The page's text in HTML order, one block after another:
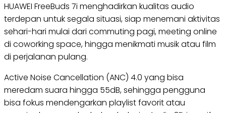
HUAWEI FreeBuds 7i menghadirkan kualitas audio
terdepan untuk segala situasi, siap menemani aktivitas
sehari-hari mulai dari commuting pagi, meeting online
di coworking space, hingga menikmati musik atau film
di perjalanan pulang.
Active Noise Cancellation (ANC) 4.0 yang bisa
meredam suara hingga 55dB, sehingga pengguna
bisa fokus mendengarkan playlist favorit atau